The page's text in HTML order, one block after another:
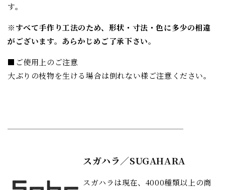
す。
※すべて手作り工法のため、形状・寸法・色に多少の相違
がございます。あらかじめご了承下さい。
■ご使用上のご注意
大ぶりの枝物を生ける場合は倒れない様ご注意ください。
スガハラ／SUGAHARA
スガハラは現在、4000種類以上の商